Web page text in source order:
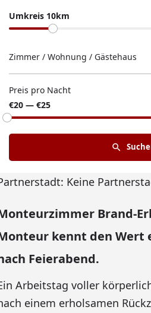
Umkreis 10km
Zimmer / Wohnung / Gästehaus
Preis pro Nacht
€20 — €25
Keine
Brand-
kennt den Wert
Feierabend.
Arbeitstag voller
einem erholsamen